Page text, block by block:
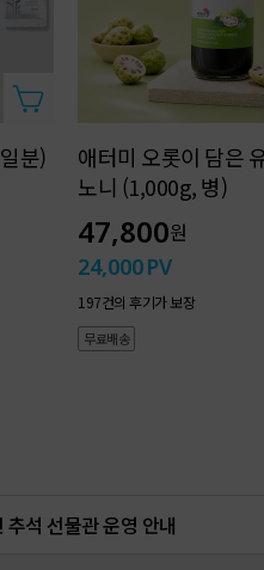
조절용 조제식품
인ㅣ리치초코ㅣ말차라떼ㅣ
량 : 1,200g x 1파우치
슬림
분)
애터미 오롯이 담은
노니 (1,000g, 병)
47,800원
24,000PV
197건의 후기가 보장
무료배송
석 선물관 운영 안내